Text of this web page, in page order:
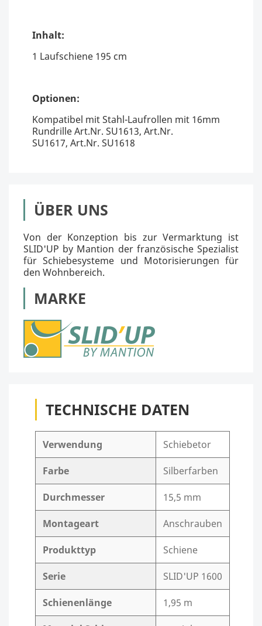
Inhalt:
1 Laufschiene 195 cm
Optionen:
Kompatibel mit Stahl-Laufrollen mit 16mm
Rundrille Art.Nr. SU1613, Art.Nr.
SU1617, Art.Nr. SU1618
ÜBER UNS
Von der Konzeption bis zur Vermarktung ist
SLID'UP by Mantion der französische Spezialist
für Schiebesysteme und Motorisierungen für
den Wohnbereich.
MARKE
TECHNISCHE DATEN
Verwendung Schiebetor
Farbe Silberfarben
Durchmesser 15,5 mm
Montageart Anschrauben
Produkttyp Schiene
Serie SLID'UP 1600
Schienenlänge 1,95 m